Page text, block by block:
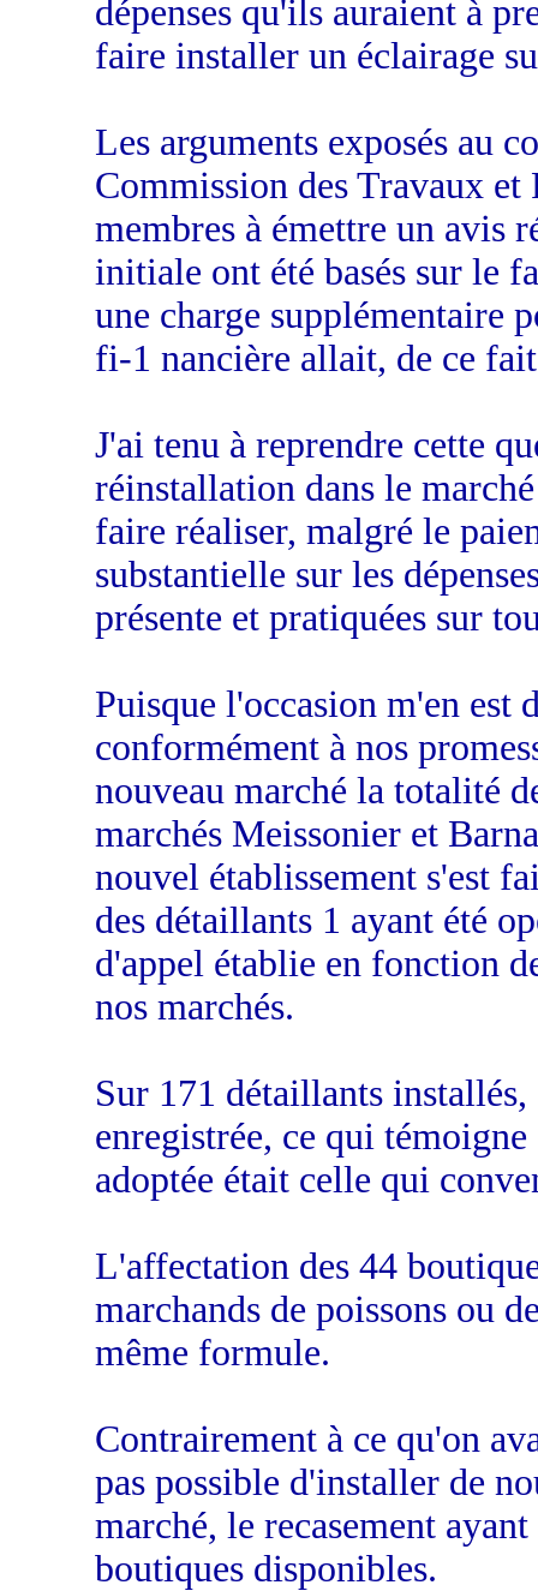
dépenses qu'ils auraient à
faire installer un éclairage
Les arguments exposés au
Commission des Travaux et
membres à émettre un avis
initiale ont été basés sur le
une charge supplémentaire
fi-1 nancière allait, de ce
J'ai tenu à reprendre cette
réinstallation dans le
faire réaliser, malgré le
substantielle sur les
présente et pratiquées sur
Puisque l'occasion m'en est
conformément à nos
nouveau marché la totalité
marchés Meissonier et
nouvel établissement s'est
des détaillants 1 ayant été
d'appel établie en fonction
nos marchés.
Sur 171 détaillants
enregistrée, ce qui
adoptée était celle qui
L'affectation des 44
marchands de poissons ou
même formule.
Contrairement à ce qu'on
pas possible d'installer de
marché, le recasement
boutiques disponibles.